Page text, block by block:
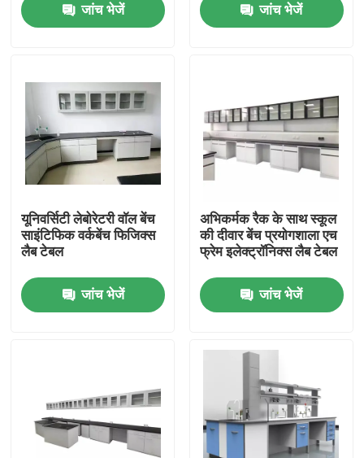
हमारे बारे में
कारखाना भ्रमण
संपर्क करें
स्कूल प्रयोगशाला फर्नीचर
प्रयोगशाला द्वीप बेंच
जांच भेजें जांच भेजें
यूनिवर्सिटी लेबोरेटरी वॉल बेंच
साइंटिफिक वर्कबेंच फिजिक्स
लैब टेबल
जांच भेजें
अभिकर्मक रैक के साथ स्कूल
की दीवार बेंच प्रयोगशाला एच
फ्रेम इलेक्ट्रॉनिक्स लैब टेबल
जांच भेजें